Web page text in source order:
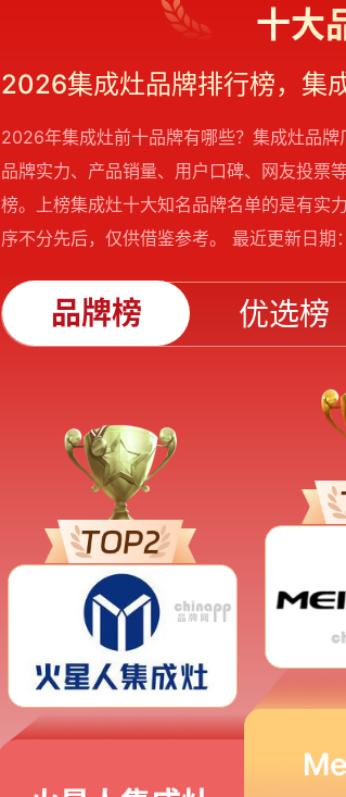
十大
2026年集成灶前十品牌有哪些？集成灶品
品牌实力、产品销量、用户口碑、网友投票
榜。上榜集成灶十大知名品牌名单的是有实
序不分先后，仅供借鉴参考。 最近更新日期
品牌榜 优选榜